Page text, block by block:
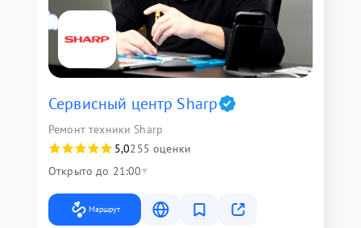
Сервисный центр Sharp
Ремонт техники Sharp
5,0255 оценки
Открыто до 21:00
Маршрут